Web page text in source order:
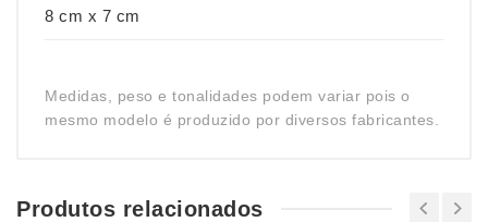
8 cm x 7 cm
Medidas, peso e tonalidades podem variar pois o
mesmo modelo é produzido por diversos fabricantes.
Produtos relacionados